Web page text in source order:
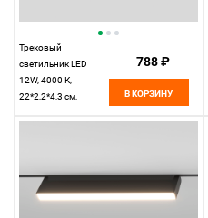
Трековый
светильник LED
12W, 4000 К,
22*2,2*4,3 см,
788 ₽
В КОРЗИНУ